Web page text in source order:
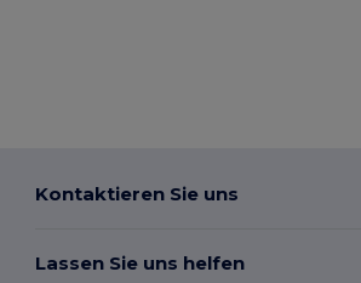
Kontaktieren Sie uns
Lassen Sie uns helfen